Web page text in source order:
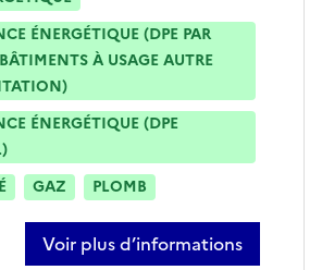
ÉNERGÉTIQUE (DPE PAR
À USAGE AUTRE
ÉNERGÉTIQUE (DPE
GAZ PLOMB
Voir plus d’informations
sur christian calero